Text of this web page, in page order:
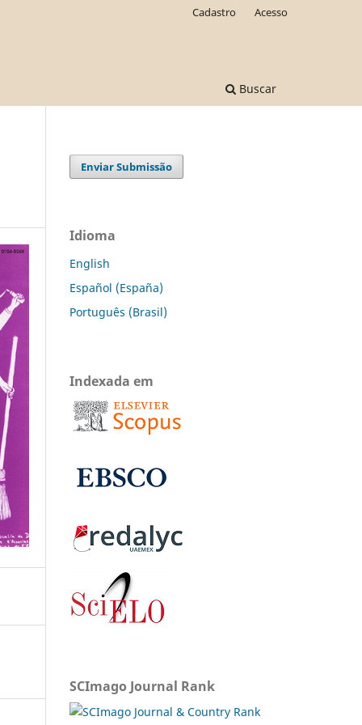
Buscar
Cadastro Acesso
Enviar Submissão
Idioma
English
Español (España)
Português (Brasil)
Indexada em
SCImago Journal Rank